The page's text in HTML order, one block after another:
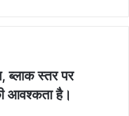
ब्‍लाक स्‍तर पर
आवश्‍कता है।